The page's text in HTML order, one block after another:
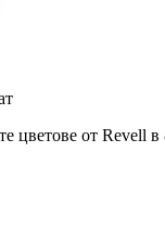
цветове от Revell в